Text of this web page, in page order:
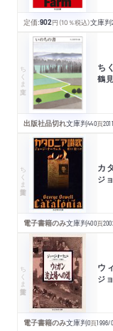
定価:902円 （10％税込）文庫判
ちくま文庫 ち
鶴
出版社品切れ文庫判440頁
ちくま学芸文庫 カ
ジ
電子書籍のみ文庫判400頁
ちくま学芸文庫 ウ
ジ
電子書籍のみ文庫判0頁1996/